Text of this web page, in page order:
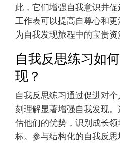
此，它们增强自我意识并
工作表可以提高自尊心和
为自我发现旅程中的宝贵资
自我反思练习如
现？
自我反思练习通过促进对
刻理解显著增强自我发现
估他们的优势，识别成长
标。参与结构化的自我反